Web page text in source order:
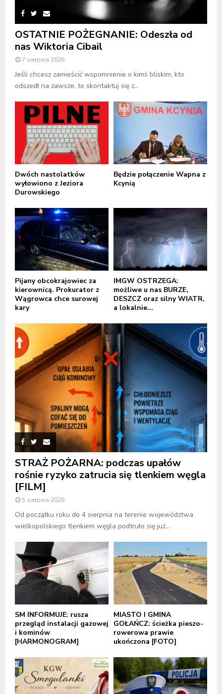
OSTATNIE POŻEGNANIE: Odeszła od
nas Wiktoria Cibail
7 sierpnia 2026
Jeśli chcesz zamieścić wspomnienie o kimś bliskim, kto
odszedł na zawsze, to skontaktuj się z...
Dwóch nastolatków
wyłowiono z Jeziora
Durowskiego
Będzie połączenie Wapna z
Kcynią
Pijany obcokrajowiec za
kierownicą. Prokurator z
Wągrowca chce surowej
kary
IMGW OSTRZEGA:
możliwe u nas BURZE,
DESZCZ oraz silny WIATR,
a lokalnie...
STRAŻ POŻARNA: podczas upałów
rośnie ryzyko zatrucia się tlenkiem węgla
[FILM]
5 sierpnia 2026
Od początku roku do 4 sierpnia na terenie województwa
wielkopolskiego tlenkiem węgla podtruło się już...
SM INFORMUJE: rusza
przegląd instalacji gazowej
i kominów
[HARMONOGRAM]
MIASTO I GMINA
GOŁAŃCZ: ścieżka pieszo-
rowerowa prawie
ukończona [FOTO]